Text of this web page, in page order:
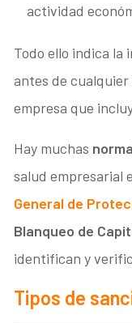
actividad
Todo ello indica
antes de
empresa que
Hay muchas
salud empresarial
General de
Blanqueo de
identifican y
Tipos de